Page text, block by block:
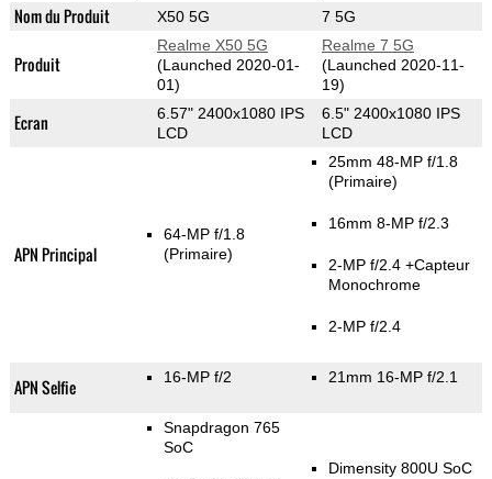
Nom du Produit X50 5G 7 5G
Produit
Realme X50 5G
(Launched 2020-01-
01)
Realme 7 5G
(Launched 2020-11-
19)
Ecran
6.57" 2400x1080 IPS
LCD
6.5" 2400x1080 IPS
LCD
APN Principal
64-MP f/1.8
(Primaire)
25mm 48-MP f/1.8
(Primaire)
16mm 8-MP f/2.3
2-MP f/2.4 +Capteur
Monochrome
2-MP f/2.4
APN Selfie 16-MP f/2 21mm 16-MP f/2.1
Snapdragon 765
SoC
Dimensity 800U SoC